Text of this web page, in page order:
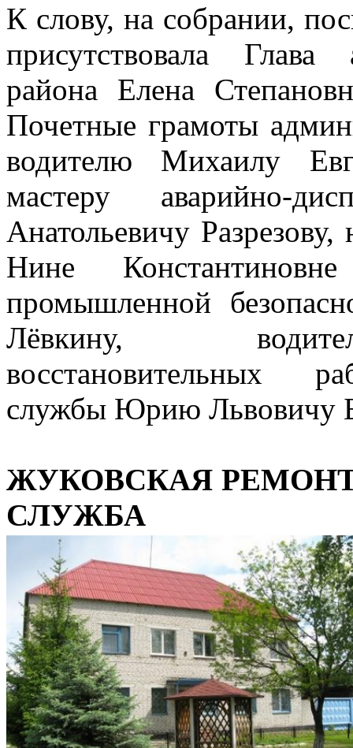
К слову, на собрании,
присутствовала Глава
района Елена
Почетные грамоты
водителю Михаилу
мастеру аварийно-
Анатольевичу Разрезову,
Нине
промышленной
Лёвкину,
восстановительных
службы Юрию Львовичу
ЖУКОВСКАЯ
СЛУЖБА